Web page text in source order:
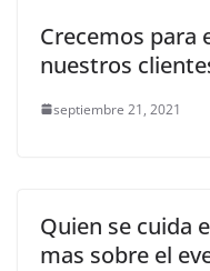
Crecemos para
nuestros
septiembre 21, 2021
Quien se cuida
mas sobre el